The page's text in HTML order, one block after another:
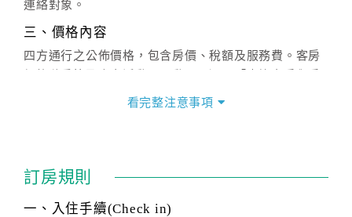
連絡對象。
三、價格內容
四方通行之公佈價格，包含房價、稅額及服務費。客房
價」之當日價格為標準。
話方式異動訂單。
※非客服時間之申辦異動，皆為次日計算及辦理。
看完整注意事項
訂房規則
一、入住手續(Check in)